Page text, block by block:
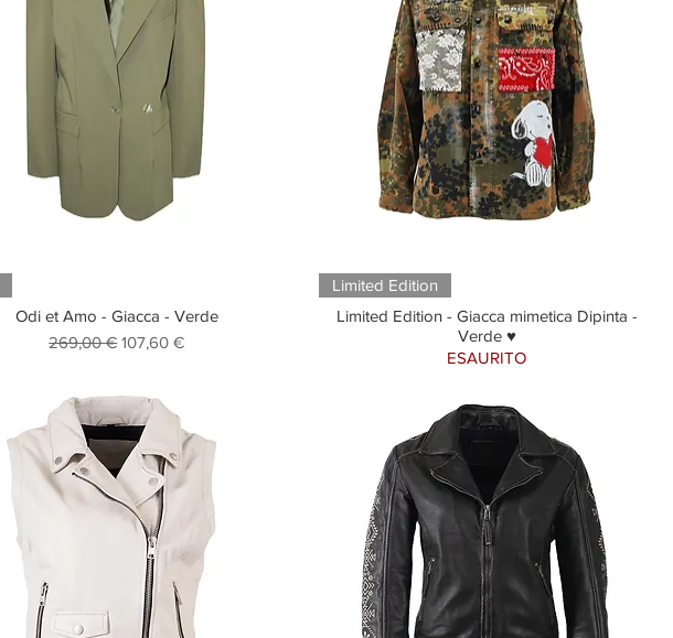
Odi et Amo - Giacca - Verde
Prezzo regolare
269,00 € Prezzo scontato
107,60 €
Limited Edition
Limited Edition - Giacca mimetica Dipinta -
Verde ♥
ESAURITO